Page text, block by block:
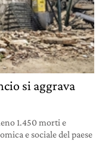
si aggrava
1.450 morti e
e sociale del paese